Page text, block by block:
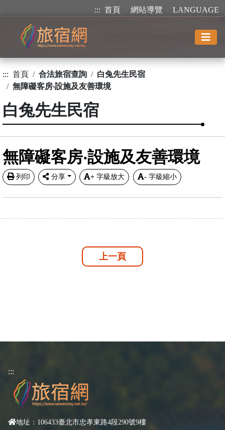
::: 首頁 網站導覽 LANGUAGE
::: 首頁 合法旅宿查詢
白兔先生民宿
無障礙客房‧設施及友善環境
白兔先生民宿
無障礙客房‧設施及友善環境
列印 分享 + 字級放大 - 字級縮小
上一頁
:::
地址：106433臺北市忠孝東路4段290號9樓